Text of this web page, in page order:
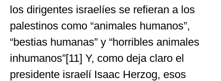
los dirigentes israelíes se refieran a los
palestinos como “animales humanos”,
“bestias humanas” y “horribles animales
inhumanos”[11] Y, como deja claro el
presidente israelí Isaac Herzog, esos